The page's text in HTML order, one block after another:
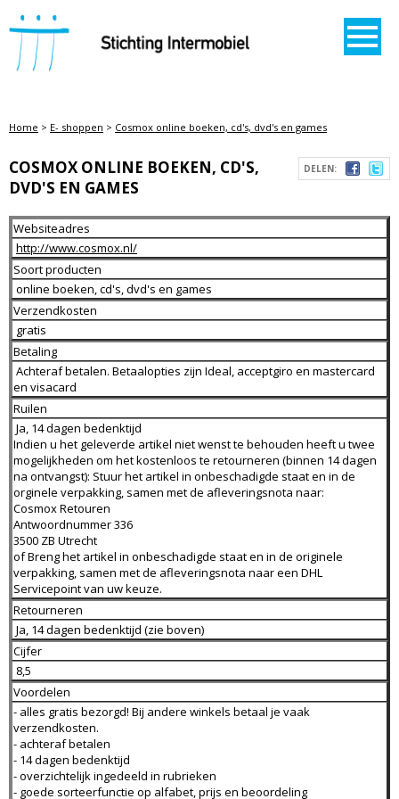
STICHTING INTERMOBIEL
Home > E- shoppen > Cosmox online boeken, cd's, dvd's en games
DELEN:
COSMOX ONLINE BOEKEN, CD'S,
DVD'S EN GAMES
Websiteadres
http://www.cosmox.nl/
Soort producten
online boeken, cd's, dvd's en games
Verzendkosten
gratis
Betaling
Achteraf betalen. Betaalopties zijn Ideal, acceptgiro en mastercard
en visacard
Ruilen
Ja, 14 dagen bedenktijd
Indien u het geleverde artikel niet wenst te behouden heeft u twee
mogelijkheden om het kostenloos te retourneren (binnen 14 dagen
na ontvangst): Stuur het artikel in onbeschadigde staat en in de
orginele verpakking, samen met de afleveringsnota naar:
Cosmox Retouren
Antwoordnummer 336
3500 ZB Utrecht
of Breng het artikel in onbeschadigde staat en in de originele
verpakking, samen met de afleveringsnota naar een DHL
Servicepoint van uw keuze.
Retourneren
Ja, 14 dagen bedenktijd (zie boven)
Cijfer
8,5
Voordelen
- alles gratis bezorgd! Bij andere winkels betaal je vaak
verzendkosten.
- achteraf betalen
- 14 dagen bedenktijd
- overzichtelijk ingedeeld in rubrieken
- goede sorteerfunctie op alfabet, prijs en beoordeling